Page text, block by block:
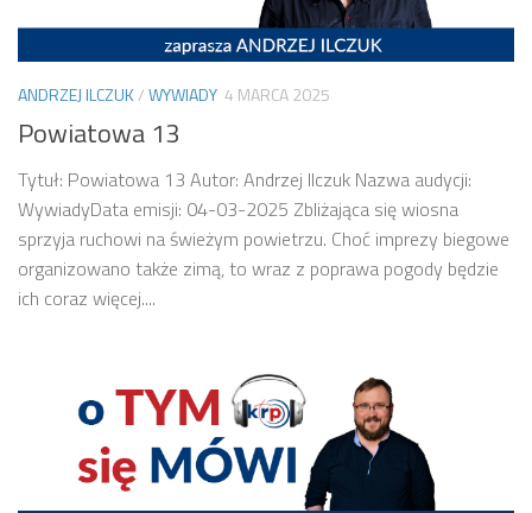
ANDRZEJ ILCZUK/WYWIADY 4 MARCA 2025
Powiatowa 13
Tytuł: Powiatowa 13 Autor: Andrzej Ilczuk Nazwa audycji:
WywiadyData emisji: 04-03-2025 Zbliżająca się wiosna
sprzyja ruchowi na świeżym powietrzu. Choć imprezy biegowe
organizowano także zimą, to wraz z poprawa pogody będzie
ich coraz więcej....